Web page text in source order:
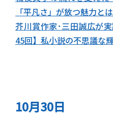
「平凡さ」が放つ魅力と
芥川賞作家･三田誠広が
45回】私小説の不思議な
10月30日